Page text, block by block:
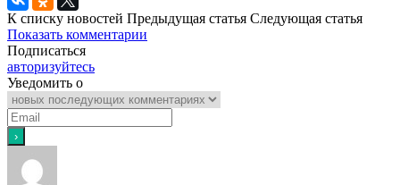
К списку новостей Предыдущая статья Следующая статья
Показать комментарии
Подписаться
авторизуйтесь
Уведомить о